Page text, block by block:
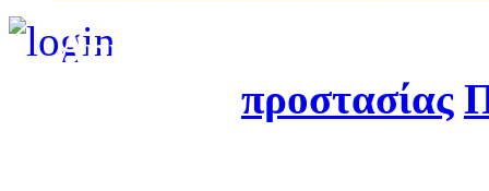
Δημιουργήθηκε από
προστασίας